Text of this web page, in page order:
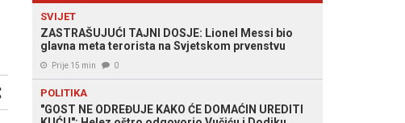
SVIJET
ZASTRAŠUJUĆI TAJNI DOSJE: Lionel Messi bio
glavna meta terorista na Svjetskom prvenstvu
Prije 15 min 0
POLITIKA
"GOST NE ODREĐUJE KAKO ĆE DOMAĆIN UREDITI